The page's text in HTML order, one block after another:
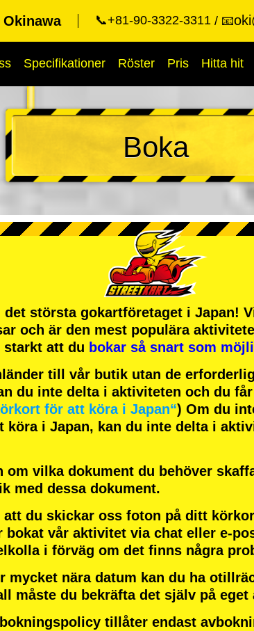
📞+81-90-3322-3311 📧
Specifikationer Röster Pris Hitta hit
Boka
det största gokartföretaget i Japan!
och är den mest populära
starkt att du bokar så snart som
till vår butik utan de
du inte delta i aktiviteten och du
för att köra i Japan“) Om du
köra i Japan, kan du inte delta i
om vilka dokument du behöver
med dessa dokument.
att du skickar oss foton på ditt
bokat vår aktivitet via chat eller e-
i förväg om det finns några
mycket nära datum kan du ha
måste du bekräfta det själv på eget
tillåter endast